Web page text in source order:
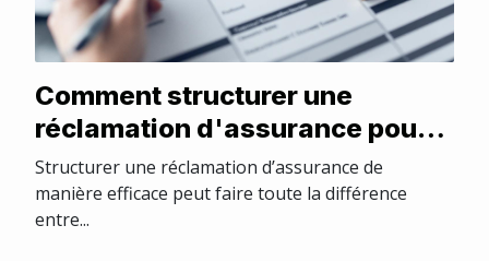
Comment structurer une
réclamation d'assurance pour
un traitement rapide ?
Structurer une réclamation d’assurance de
manière efficace peut faire toute la différence
entre...